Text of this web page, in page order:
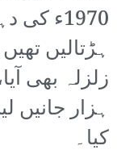
1970ء
ہزار جانیں
کیا۔